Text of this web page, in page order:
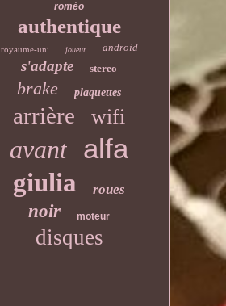
roméo
authentique
royaume-uni joueur android
s'adapte stereo
brake plaquettes
arrière wifi
avant alfa
giulia roues
noir moteur
disques